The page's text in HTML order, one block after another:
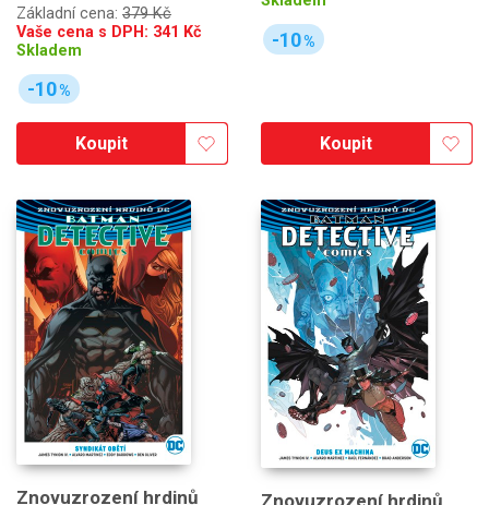
Základní cena: 379 Kč
Vaše cena s DPH: 341 Kč
Skladem
-10%
Koupit
-10%
Koupit
Znovuzrození hrdinů
Znovuzrození hrdinů